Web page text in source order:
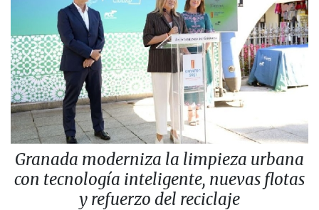
Granada moderniza la limpieza urbana
con tecnología inteligente, nuevas flotas
y refuerzo del reciclaje